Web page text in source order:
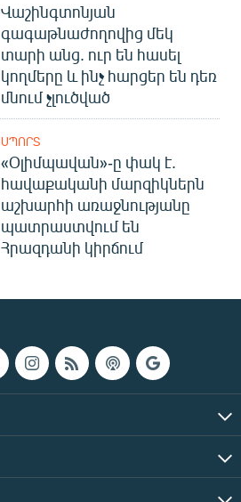
Վաշինգտոնյան
գագաթնաժողովից մեկ
տարի անց. ուր են հասել
կողմերը և ինչ հարցեր են դեռ
մնում չլուծված
ՍՊՈՐՏ
«Օլիմպավան»-ը փակ է.
հավաքականի մարզիկներն
աշխարհի առաջնությանը
պատրաստվում են
Հրազդանի կիրճում